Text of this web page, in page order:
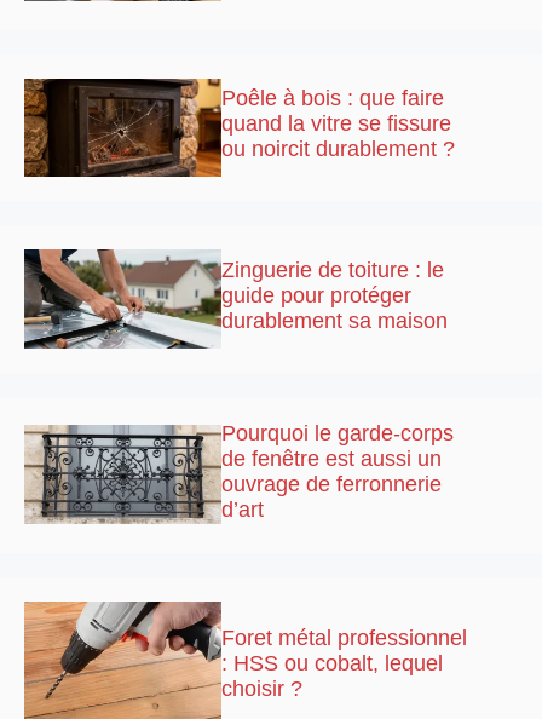
Poêle à bois : que faire
quand la vitre se fissure
ou noircit durablement ?
Zinguerie de toiture : le
guide pour protéger
durablement sa maison
Pourquoi le garde-corps
de fenêtre est aussi un
ouvrage de ferronnerie
d’art
Foret métal professionnel
: HSS ou cobalt, lequel
choisir ?